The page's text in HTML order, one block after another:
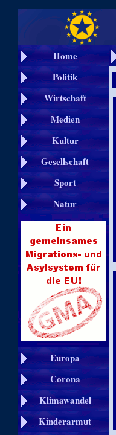
Home
Politik
Wirtschaft
Medien
Kultur
Gesellschaft
Sport
Natur
Europa
Corona
Klimawandel
Kinderarmut